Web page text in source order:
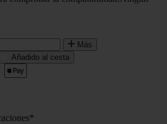
Más
Añadido al cesta